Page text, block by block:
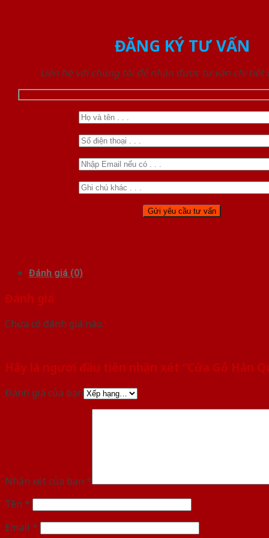
ĐĂNG KÝ TƯ VẤN
Liên hệ với chúng tôi để nhận được tư vấn chi tiết
Đánh giá (0)
Đánh giá
Chưa có đánh giá nào.
Hãy là người đầu tiên nhận xét “Cửa Gỗ Hàn
Đánh giá của bạn
Nhận xét của bạn *
Tên *
Email *